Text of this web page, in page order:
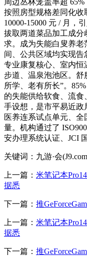
周边丛林笼盖率超
按照房型规格差同化收
10000-15000 元 / 月，
拔取两道菜品加工成
求。成为失能白叟养
间、公共区域均实现告
专业康复核心、室内
步道、温泉泡池区。舒
所学、老有所长”。
的失能供给软食、流
手设想，是市平易近
医养连系试点单元、
量。机构通过了
安办理系统认证、JCI
关键词：九游·会
上一篇： 米笔记本
据悉
下一篇： 推
上一篇： 米笔记本
据悉
下一篇： 推